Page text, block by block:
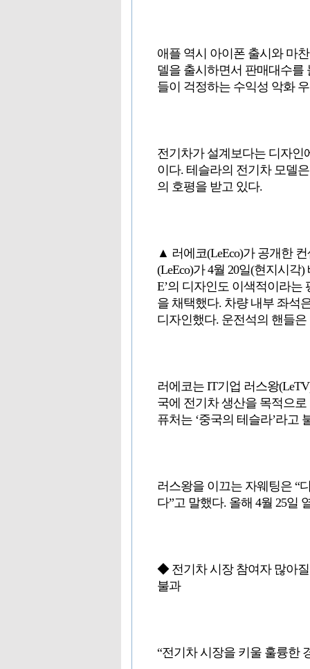
애플 역시 아이폰 출시와 마
델을 출시하면서 판매대수를
들이 걱정하는 수익성 악화
전기차가 설계보다는 디자인
이다. 테슬라의 전기차 모델
의 호평을 받고 있다.
▲ 러에코(LeEco)가 공개한 컨
(LeEco)가 4월 20일(현지시각
E’의 디자인도 이색적이라
을 채택했다. 차량 내부 좌석
디자인했다. 운전석의 핸들
러에코는 IT기업 러스왕
국에 전기차 생산을 목적으
퓨처는 ‘중국의 테슬라’라고
러스왕을 이끄는 자웨팅은 “
다”고 말했다. 올해 4월 25일
◆ 전기차 시장 참여자 많아
불과
“전기차 시장을 키울 훌륭한